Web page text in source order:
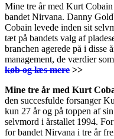
Mine tre år med Kurt
bandet Nirvana. Danny
Cobain levede inden sit
tæt på bandets valg af
branchen agerede på i disse
management, de værdier
køb og læs mere >>
Mine tre år med Kurt
den succesfulde forsanger
kun 27 år og på toppen af
selvmord i årstallet 1994.
for bandet Nirvana i tre år